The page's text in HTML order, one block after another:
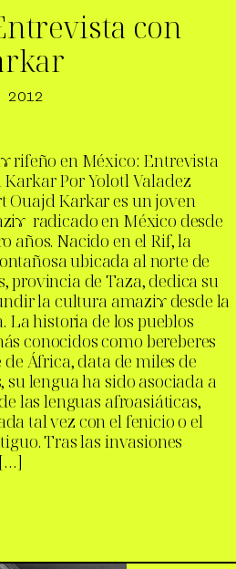
con
2012
rifeño en México: Entrevista
Por Yolotl Valadez
Ouajd Karkar es un joven
radicado en México desde
años. Nacido en el Rif, la
ubicada al norte de
provincia de Taza, dedica su
la cultura amaziɤ desde la
La historia de los pueblos
conocidos como bereberes
de África, data de miles de
su lengua ha sido asociada a
las lenguas afroasiáticas,
tal vez con el fenicio o el
Tras las invasiones